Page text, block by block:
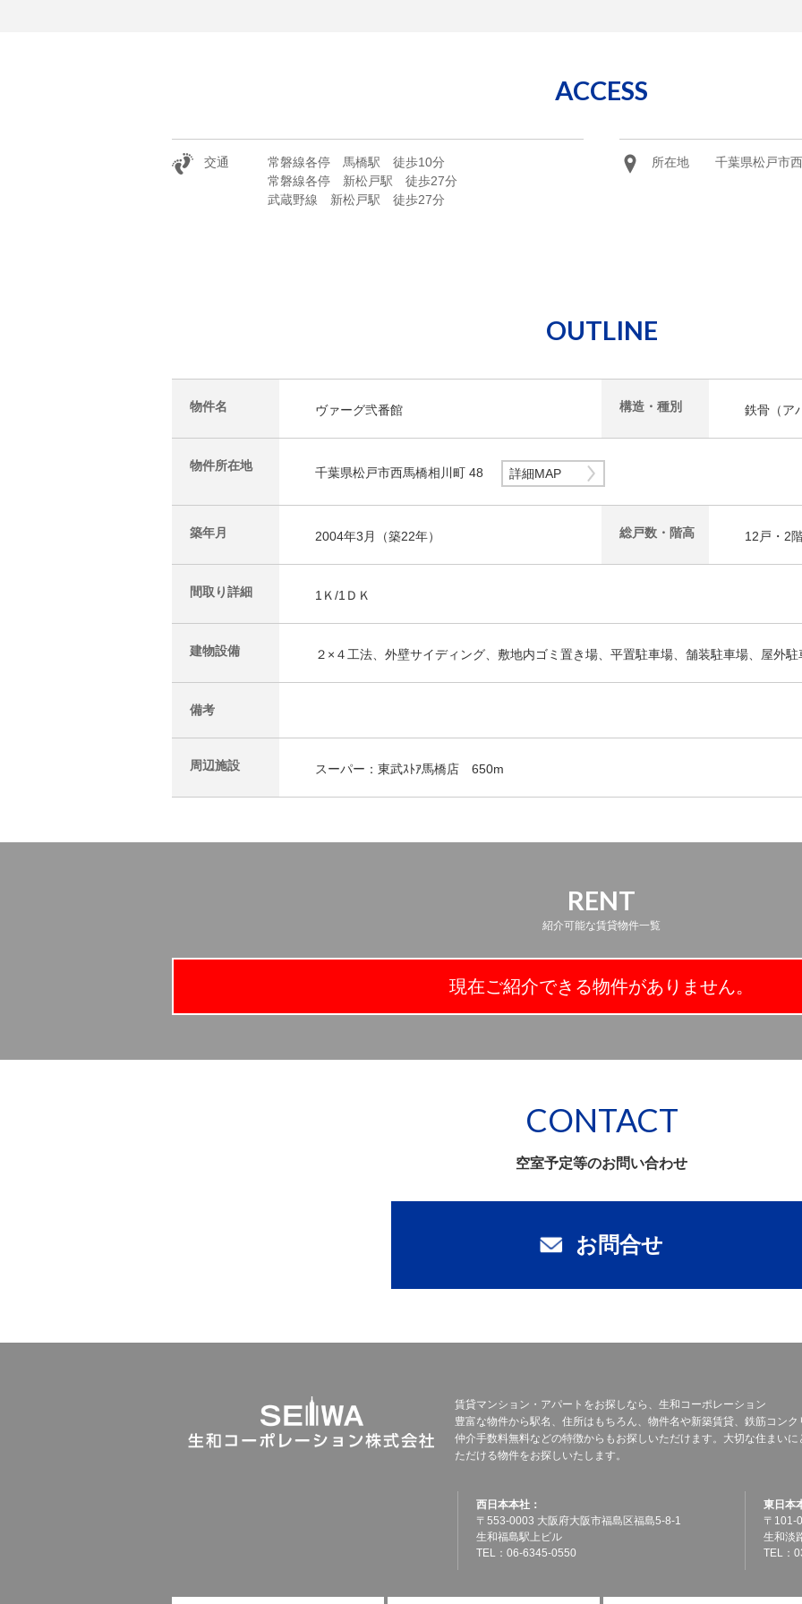
ACCESS
交通
常磐線各停 馬橋駅 徒歩10分
常磐線各停 新松戸駅 徒歩27分
武蔵野線 新松戸駅 徒歩27分
所在地 千葉県松戸市
OUTLINE
物件名 ヴァーグ弐番館 構造・種別 鉄骨 （ア
物件所在地 千葉県松戸市西馬橋相川町 48 詳細MAP
築年月 2004年3月（築22年） 総戸数・階高 12戸・2
間取り詳細 1Ｋ/1ＤＫ
建物設備 ２×４工法、外壁サイディング、敷地内ゴミ置き場、平置駐車場、舗装駐車場、屋外駐
備考
周辺施設 スーパー：東武ｽﾄｱ馬橋店 650m
RENT
紹介可能な賃貸物件一覧
現在ご紹介できる物件がありません。
CONTACT
空室予定等のお問い合わせ
お問合せ
賃貸マンション・アパートをお探しなら、生和コーポレーション
豊富な物件から駅名、住所はもちろん、物件名や新築賃貸、鉄筋コン
仲介手数料無料などの特徴からもお探しいただけます。大切な住まい
ただける物件をお探しいたします。
西日本本社：
〒553-0003 大阪府大阪市福島区福島5-8-1
生和福島駅上ビル
TEL：06-6345-0550
東日本
〒101-
生和淡
TEL：